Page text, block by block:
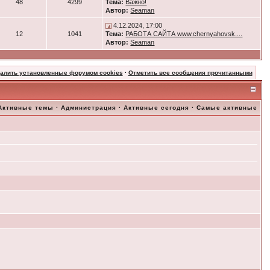
48 4299 Тема: Важно!
Автор: Seaman
12 1041
4.12.2024, 17:00
Тема: РАБОТА САЙТА www.chernyahovsk....
Автор: Seaman
установленные форумом cookies · Отметить все сообщения прочитанными
темы ·Администрация ·Активные сегодня ·Самые активные